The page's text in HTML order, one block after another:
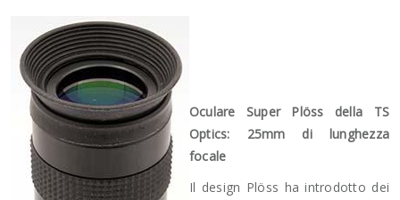
Oculare Super Plöss della TS
Optics: 25mm di lunghezza
focale
Il design Plöss ha introdotto dei